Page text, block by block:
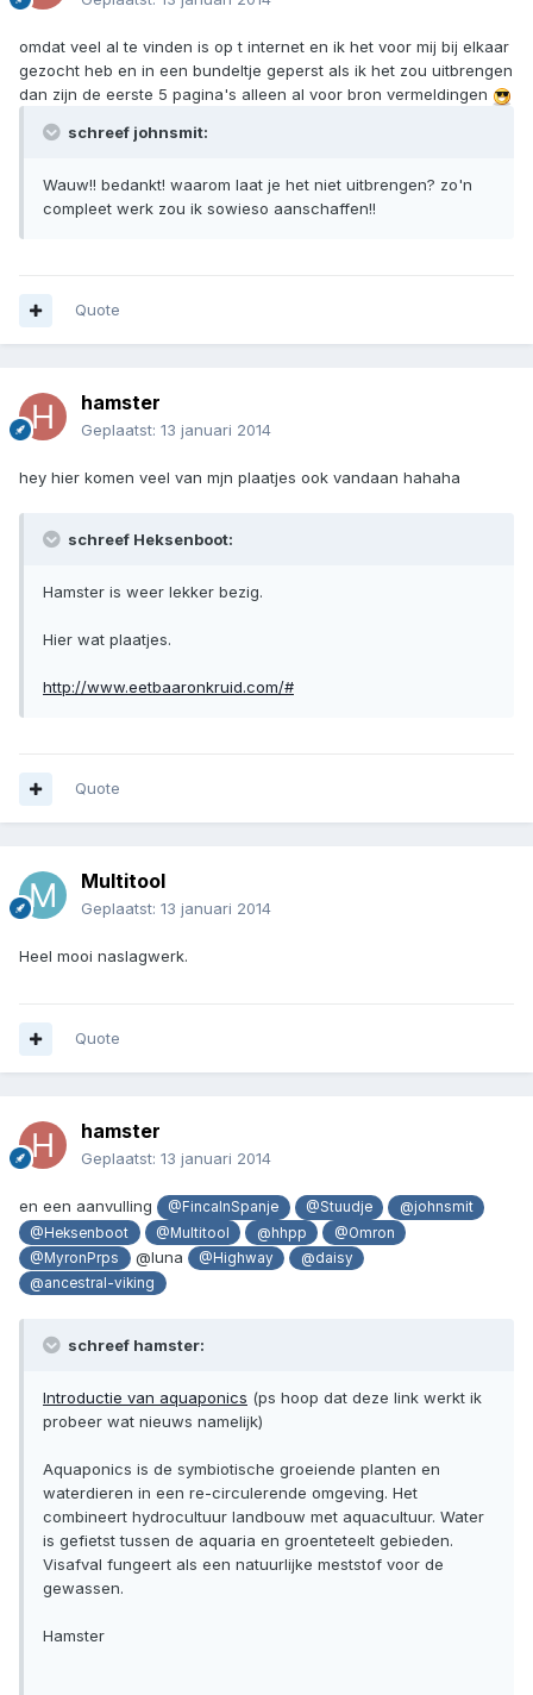
omdat veel al te vinden is op t internet en ik het voor mij bij elkaar
gezocht heb en in een bundeltje geperst als ik het zou uitbrengen
dan zijn de eerste 5 pagina's alleen al voor bron vermeldingen
schreef johnsmit:
Wauw!! bedankt! waarom laat je het niet uitbrengen? zo'n
compleet werk zou ik sowieso aanschaffen!!
Quote
hamster
Geplaatst: 13 januari 2014
hey hier komen veel van mjn plaatjes ook vandaan hahaha
schreef Heksenboot:
Hamster is weer lekker bezig.
Hier wat plaatjes.
http://www.eetbaaronkruid.com/#
Quote
Multitool
Geplaatst: 13 januari 2014
Heel mooi naslagwerk.
Quote
hamster
Geplaatst: 13 januari 2014
en een aanvulling @FincaInSpanje @Stuudje
@johnsmit
@Heksenboot
@Multitool @hhpp
@Omron
@MyronPrps
@luna @Highway
@daisy
@ancestral-viking
schreef hamster:
Introductie van aquaponics (ps hoop dat deze link werkt ik
probeer wat nieuws namelijk)
Aquaponics is de symbiotische groeiende planten en
waterdieren in een re-circulerende omgeving. Het
combineert hydrocultuur landbouw met aquacultuur. Water
is gefietst tussen de aquaria en groenteteelt gebieden.
Visafval fungeert als een natuurlijke meststof voor de
gewassen.
Hamster